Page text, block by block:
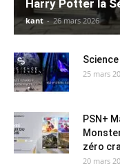
Harry Potter la
kant - 26 mars 2026
25 mars
PSN+
zéro
20 mars